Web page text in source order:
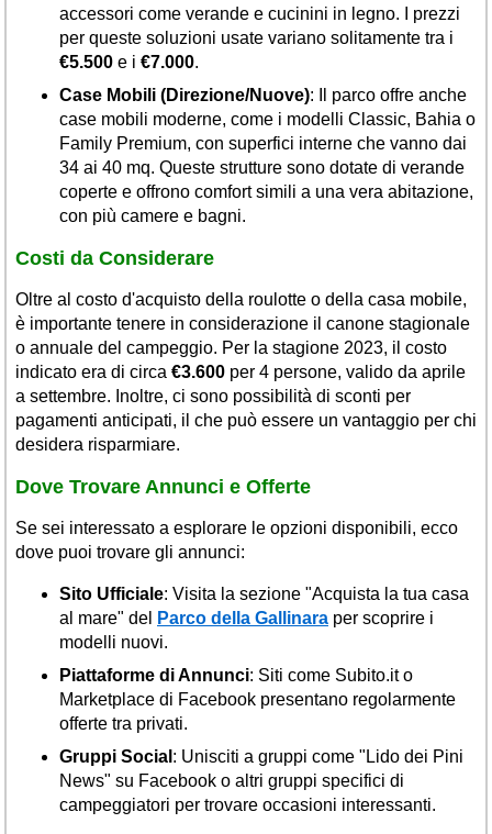
accessori come verande e cucinini in legno. I prezzi
per queste soluzioni usate variano solitamente tra i
€5.500 e i €7.000.
Case Mobili (Direzione/Nuove): Il parco offre anche
case mobili moderne, come i modelli Classic, Bahia o
Family Premium, con superfici interne che vanno dai
34 ai 40 mq. Queste strutture sono dotate di verande
coperte e offrono comfort simili a una vera abitazione,
con più camere e bagni.
Costi da Considerare
Oltre al costo d'acquisto della roulotte o della casa mobile,
è importante tenere in considerazione il canone stagionale
o annuale del campeggio. Per la stagione 2023, il costo
indicato era di circa €3.600 per 4 persone, valido da aprile
a settembre. Inoltre, ci sono possibilità di sconti per
pagamenti anticipati, il che può essere un vantaggio per chi
desidera risparmiare.
Dove Trovare Annunci e Offerte
Se sei interessato a esplorare le opzioni disponibili, ecco
dove puoi trovare gli annunci:
Sito Ufficiale: Visita la sezione "Acquista la tua casa
al mare" del
Parco della Gallinara per scoprire i
modelli nuovi.
Piattaforme di Annunci: Siti come Subito.it o
Marketplace di Facebook presentano regolarmente
offerte tra privati.
Gruppi Social : Unisciti a gruppi come "Lido dei Pini
News" su Facebook o altri gruppi specifici di
campeggiatori per trovare occasioni interessanti.